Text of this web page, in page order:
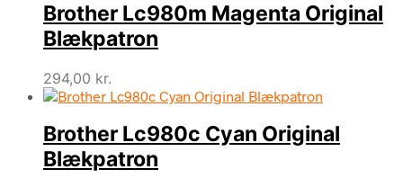
Brother Lc980m Magenta Original
Blækpatron
294,00 kr.
Brother Lc980c Cyan Original
Blækpatron